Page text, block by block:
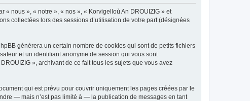
nous », « notre », « nos », « Korvigelloù An DROUIZIG » et
collectées lors des sessions d’utilisation de votre part (désignées
génèrera un certain nombre de cookies qui sont de petits fichiers
et un identifiant anonyme de session qui vous sont
», archivant de ce fait tous les sujets que vous avez
qui est prévu pour couvrir uniquement les pages créées par le
— mais n’est pas limité à — la publication de messages en tant